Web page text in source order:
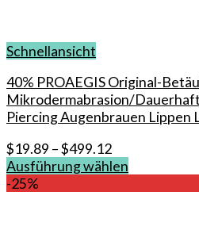
Schnellansicht
40% PROAEGIS Original-
Mikrodermabrasion/
Piercing Augenbrauen Lippen
$19.89 –$499.12
Ausführung wählen
Dieses
-25%